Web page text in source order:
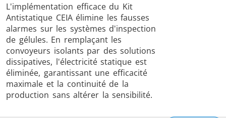
THS/PH21N-FB THS/PH21N-FFV
L'implémentation efficace du Kit
Antistatique CEIA élimine les fausses
alarmes sur les systèmes d'inspection
de gélules. En remplaçant les
convoyeurs isolants par des solutions
dissipatives, l'électricité statique est
éliminée, garantissant une efficacité
maximale et la continuité de la
production sans altérer la sensibilité.